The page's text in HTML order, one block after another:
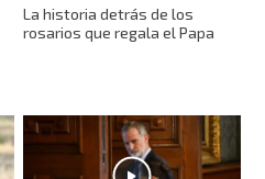
La historia detrás de los
rosarios que regala el Papa